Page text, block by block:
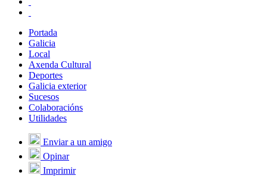
Portada
Galicia
Local
Axenda Cultural
Deportes
Galicia exterior
Sucesos
Colaboracións
Utilidades
Enviar a un amigo
Opinar
Imprimir